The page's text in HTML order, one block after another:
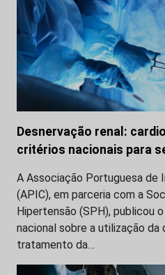
Desnervação renal:
critérios nacionais para
A Associação Portuguesa de
(APIC), em parceria com a
Hipertensão (SPH), publicou
nacional sobre a utilização da
tratamento da…